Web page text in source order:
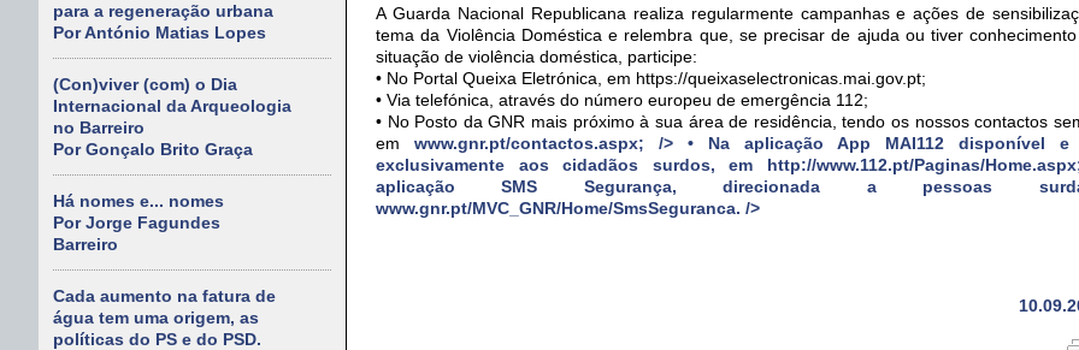
para a regeneração urbana
Por António Matias Lopes
(Con)viver (com) o Dia
Internacional da Arqueologia
no Barreiro
Por Gonçalo Brito Graça
Há nomes e... nomes
Por Jorge Fagundes
Barreiro
Cada aumento na fatura de
água tem uma origem, as
políticas do PS e do PSD.
A Guarda Nacional Republicana realiza regularmente campanhas e ações de
tema da Violência Doméstica e relembra que, se precisar de ajuda ou tiver
situação de violência doméstica, participe:
• No Portal Queixa Eletrónica, em https://queixaselectronicas.mai.gov.pt;
• Via telefónica, através do número europeu de emergência 112;
• No Posto da GNR mais próximo à sua área de residência, tendo os nossos contactos
em www.gnr.pt/contactos.aspx; /> • Na aplicação App MAI112 disponível e
exclusivamente aos cidadãos surdos, em http://www.112.pt/Paginas/
aplicação SMS Segurança, direcionada a pessoas
www.gnr.pt/MVC_GNR/Home/SmsSeguranca. />